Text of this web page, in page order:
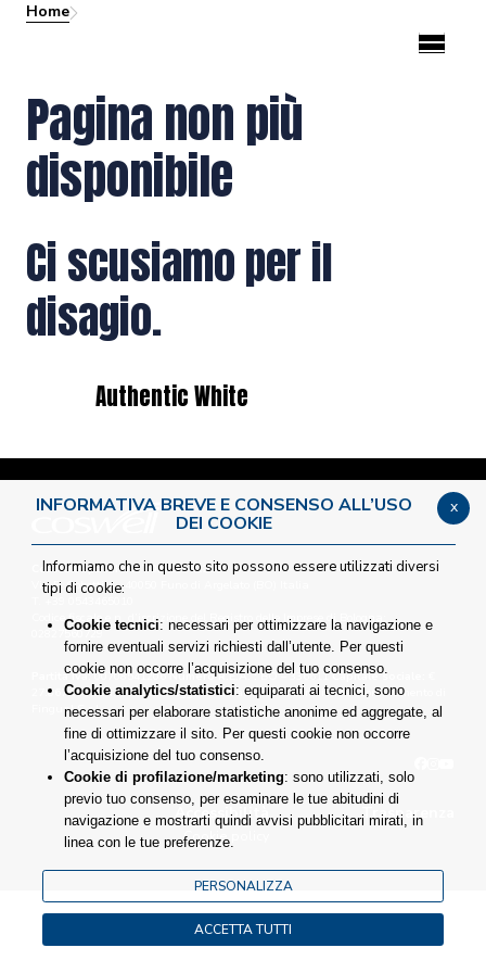
Home
Pagina non più
disponibile
Ci scusiamo per il
disagio.
Authentic White
Coswell Spa P.IVA IT00708541206
Via P. Gobetti,4 - 40050 Funo di Argelato (BO) Italia
T. +39 0543465010
Codice fiscale e n. d’iscrizione del Registro delle Imprese di Bologna:
02827560729
Partita Iva:00708541206Numero R.E.A. :BO – 336611Capitale sociale:
27.867.000,00 i.v. Società soggetta all’attività di Direzione e coordinamento di
Fingual S.r.l.
Accessibilità
Cookie policy
Trasparenza
x
INFORMATIVA BREVE E CONSENSO ALL’USO
DEI COOKIE
Informiamo che in questo sito possono essere utilizzati diversi
tipi di cookie:
Cookie tecnici: necessari per ottimizzare la navigazione e
fornire eventuali servizi richiesti dall’utente. Per questi
cookie non occorre l’acquisizione del tuo consenso.
Cookie analytics/statistici: equiparati ai tecnici, sono
necessari per elaborare statistiche anonime ed aggregate, al
fine di ottimizzare il sito. Per questi cookie non occorre
l’acquisizione del tuo consenso.
Cookie di profilazione/marketing: sono utilizzati, solo
previo tuo consenso, per esaminare le tue abitudini di
navigazione e mostrarti quindi avvisi pubblicitari mirati, in
linea con le tue preferenze.
profilazione, selezionando uno dei bottoni sotto riportati. Puoi
avere maggiori dettagli visionandol’Informativa estesa
La chiusura del presente banner comporterà il permanere dei
PERSONALIZZA
ACCETTA TUTTI